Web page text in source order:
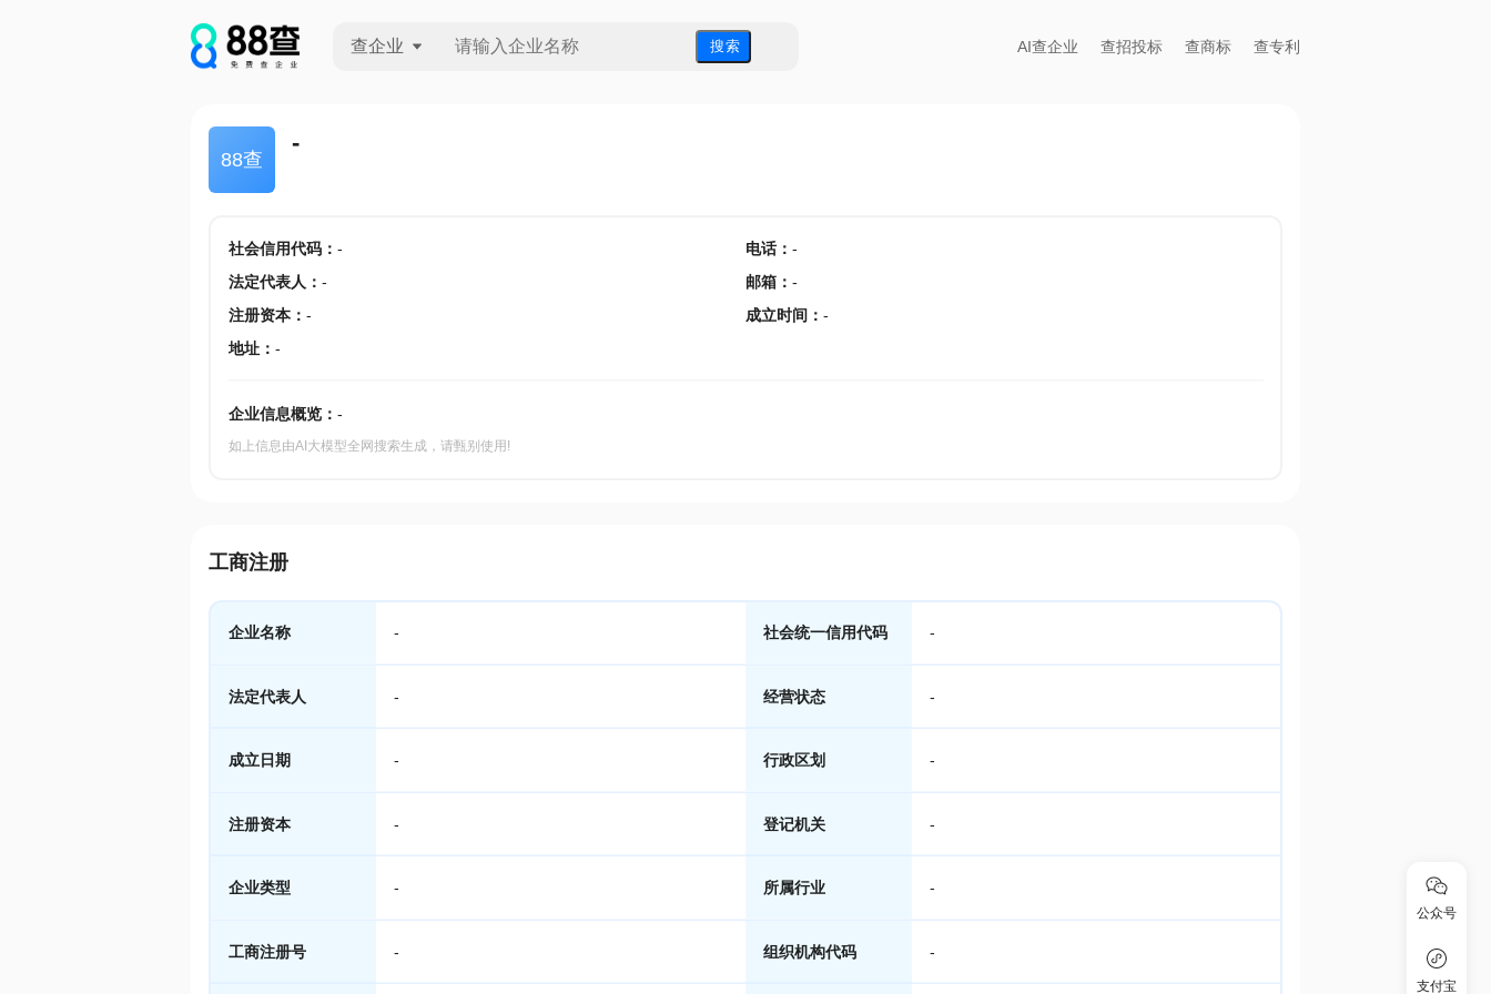
查企业 搜 索 AI查企业 查招投标 查商标 查专利
88查
-
社会信用代码： - 电话： -
法定代表人 ： - 邮箱 ： -
注册资本： - 成立时间 ： -
地址： -
企业信息概览： -
如上信息由AI大模型全网搜索生成，请甄别使用!
工商注册
企业名称 - 社会统一信用代码 -
法定代表人 - 经营状态 -
成立日期 - 行政区划 -
注册资本 - 登记机关 -
企业类型 - 所属行业 -
工商注册号 - 组织机构代码 -
公众号
支付宝